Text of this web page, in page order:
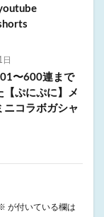
〜600連まで
【ぷにぷに】メ
ニコラボガシャ
が付いている欄は